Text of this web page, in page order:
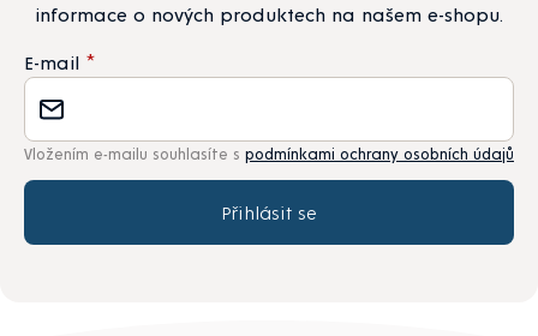
informace o nových produktech na našem e-shopu.
E-mail
Vložením e-mailu souhlasíte s podmínkami ochrany osobních údajů
Přihlásit se